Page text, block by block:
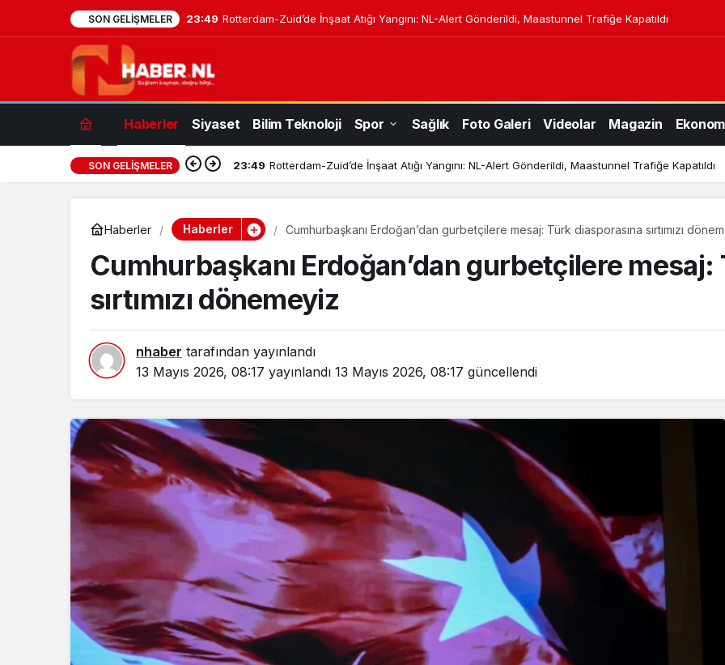
SON GELIŞMELER 23:49 Rotterdam-Zuid’de İnşaat Atığı Yangını: NL-Alert Gönderildi, Maastunnel Trafiğe Kapatıldı
Haberler Siyaset Bilim Teknoloji Spor Sağlık Foto Galeri Videolar Magazin
SON GELIŞMELER 23:49 Rotterdam-Zuid’de İnşaat Atığı Yangını: NL-Alert Gönderildi, Maastunnel Trafiğe Kapatıldı
Haberler Haberler Cumhurbaşkanı Erdoğan’dan gurbetçilere mesaj: Türk diasporasına sırtımızı
Cumhurbaşkanı Erdoğan’dan gurbetçilere mesaj:
sırtımızı dönemeyiz
nhaber tarafından yayınlandı
13 Mayıs 2026, 08:17 yayınlandı 13 Mayıs 2026, 08:17 güncellendi